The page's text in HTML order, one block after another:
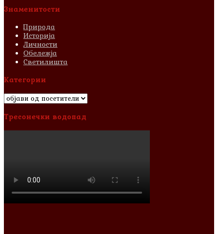
Знаменитости
Природа
Историја
Личности
Обележја
Светилишта
Категории
Категории
Тресонечки водопад